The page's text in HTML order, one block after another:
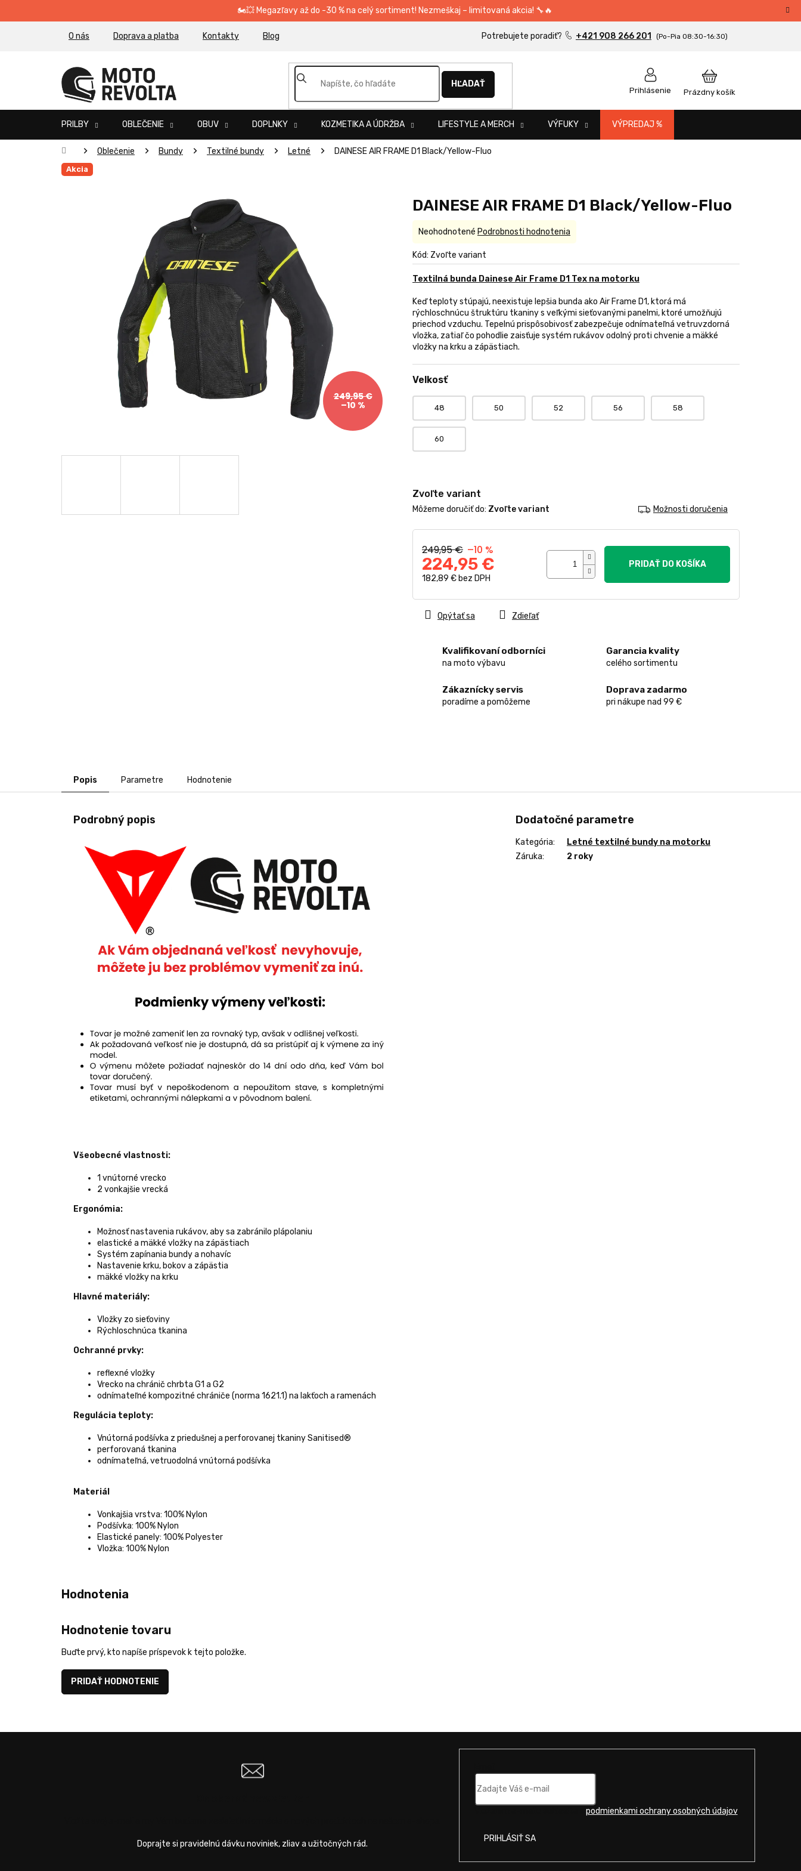
🏍️💥 Megazľavy až do -30 % na celý sortiment! Nezmeškaj – limitovaná akcia! 🔧🔥
+421 908 266 201
O nás Doprava a platba Kontakty Blog
Prihlásenie
HĽADAŤ
NÁKUPNÝ
Prázdny košík
PRILBY OBLEČENIE OBUV DOPLNKY KOZMETIKA A ÚDRŽBA LIFESTYLE A MERCH VÝFUKY VÝPREDAJ %
DomovOblečenie Bundy Textilné bundy Letné DAINESE AIR FRAME D1 Black/Yellow-Fluo
Akcia
249,95 €
–10 %
DAINESE AIR FRAME D1 Black/Yellow-Fluo
Kód: Zvoľte variant
Velkosť
48 50 52 56 58
60
Zvoľte variant
Môžeme doručiť do: Zvoľte variant Možnosti doručenia
249,95 € –10 %
224,95 €
182,89 € bez DPH
PRIDAŤ DO KOŠÍKA
Kvalifikovaní odborníci
na moto výbavu
Garancia kvality
celého sortimentu
Zákaznícky servis
poradíme a pomôžeme
Doprava zadarmo
pri nákupe nad 99 €
Textilná bunda Dainese Air Frame D1 Tex na motorku
Keď teploty stúpajú, neexistuje lepšia bunda ako Air Frame D1, ktorá má
rýchloschnúcu štruktúru tkaniny s veľkými sieťovanými panelmi, ktoré umožňujú
priechod vzduchu. Tepelnú prispôsobivosť zabezpečuje odnímateľná vetruvzdorná
vložka, zatiaľ čo pohodlie zaisťuje systém rukávov odolný proti chvenie a mäkké
vložky na krku a zápästiach.
Opýtať sa Zdieľať
Priemerné
produktu
je
0,0
5
hviezdičiek.
Neohodnotené Podrobnosti hodnotenia
Popis Parametre Hodnotenie
Podrobný popis
Všeobecné vlastnosti:
1 vnútorné vrecko
2 vonkajšie vrecká
Ergonómia:
Možnosť nastavenia rukávov, aby sa zabránilo plápolaniu
elastické a mäkké vložky na zápästiach
Systém zapínania bundy a nohavíc
Nastavenie krku, bokov a zápästia
mäkké vložky na krku
Hlavné materiály:
Vložky zo sieťoviny
Rýchloschnúca tkanina
Ochranné prvky:
reflexné vložky
Vrecko na chránič chrbta G1 a G2
odnímateľné kompozitné chrániče (norma 1621.1) na lakťoch a ramenách
Regulácia teploty:
Vnútorná podšívka z priedušnej a perforovanej tkaniny Sanitised®
perforovaná tkanina
odnímateľná, vetruodolná vnútorná podšívka
Materiál
Vonkajšia vrstva: 100% Nylon
Podšívka: 100% Nylon
Elastické panely: 100% Polyester
Vložka: 100% Nylon
Dodatočné parametre
Kategória:
Letné textilné bundy na motorku
Záruka: 2 roky
Hodnotenie tovaru
Buďte prvý, kto napíše príspevok k tejto položke.
PRIDAŤ HODNOTENIE
podmienkami ochrany osobných údajov.
PRIHLÁSIŤ SA